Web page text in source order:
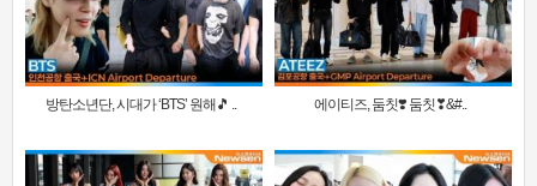
방탄소년단, 시대가 ‘BTS’ 원해🎵 .. 에이티즈, 둠칫❣️ 둠칫❣&#..